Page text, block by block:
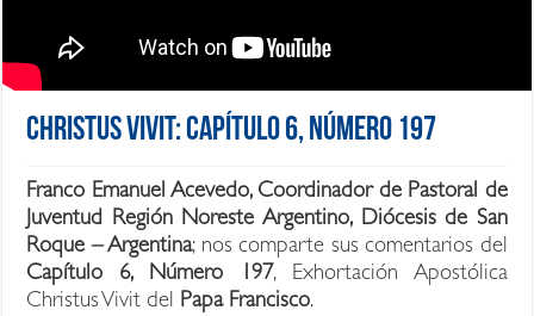
Christus Vivit: Capítulo 6, Número 197
Franco Emanuel Acevedo, Coordinador de Pastoral de
Juventud Región Noreste Argentino, Diócesis de San
Roque – Argentina; nos comparte sus comentarios del
Capítulo 6, Número 197, Exhortación Apostólica
Christus Vivit del Papa Francisco.